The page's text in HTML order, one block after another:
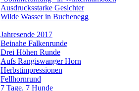
Ausdrucksstarke Gesichter
Wilde Wasser in Buchenegg
Jahresende 2017
Beinahe Falkenrunde
Drei Höhen Runde
Aufs Rangiswanger Horn
Herbstimpressionen
Fellhornrund
7 Tage, 7 Hunde